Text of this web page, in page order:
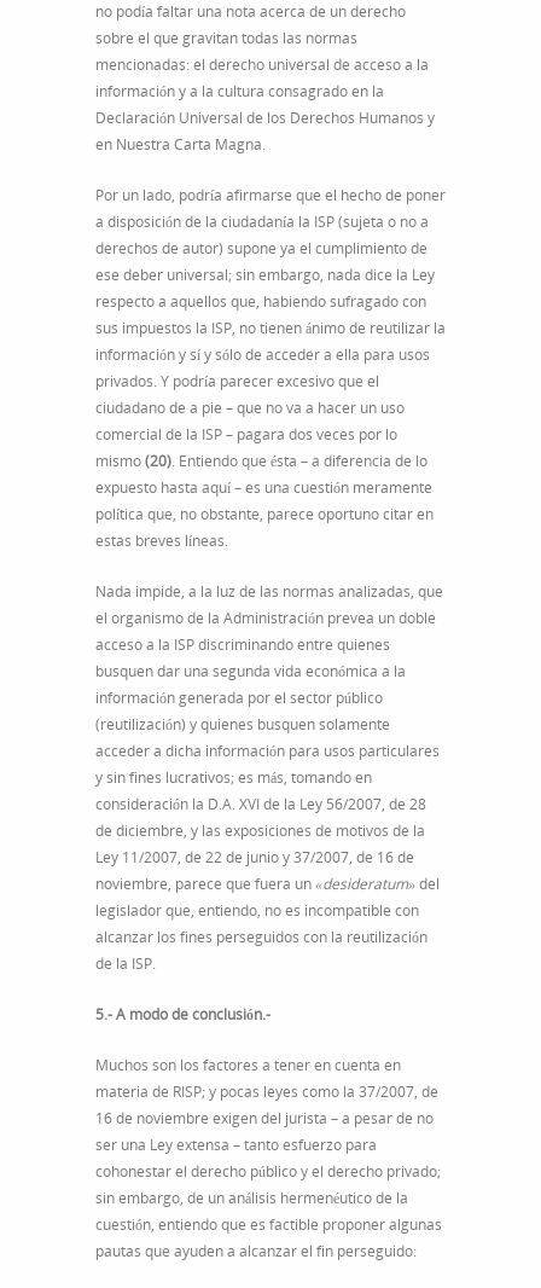
no podía faltar una nota acerca de un derecho
sobre el que gravitan todas las normas
mencionadas: el derecho universal de acceso a la
información y a la cultura consagrado en la
Declaración Universal de los Derechos Humanos y
en Nuestra Carta Magna.
Por un lado, podría afirmarse que el hecho de poner
a disposición de la ciudadanía la ISP (sujeta o no a
derechos de autor) supone ya el cumplimiento de
ese deber universal; sin embargo, nada dice la Ley
respecto a aquellos que, habiendo sufragado con
sus impuestos la ISP, no tienen ánimo de reutilizar la
información y sí y sólo de acceder a ella para usos
privados. Y podría parecer excesivo que el
ciudadano de a pie – que no va a hacer un uso
comercial de la ISP – pagara dos veces por lo
mismo(20). Entiendo que ésta – a diferencia de lo
expuesto hasta aquí – es una cuestión meramente
política que, no obstante, parece oportuno citar en
estas breves líneas.
Nada impide, a la luz de las normas analizadas, que
el organismo de la Administración prevea un doble
acceso a la ISP discriminando entre quienes
busquen dar una segunda vida económica a la
información generada por el sector público
(reutilización) y quienes busquen solamente
acceder a dicha información para usos particulares
y sin fines lucrativos; es más, tomando en
consideración la D.A. XVI de la Ley 56/2007, de 28
de diciembre, y las exposiciones de motivos de la
Ley 11/2007, de 22 de junio y 37/2007, de 16 de
noviembre, parece que fuera un«desideratum»del
legislador que, entiendo, no es incompatible con
alcanzar los fines perseguidos con la reutilización
de la ISP.
5.- A modo de conclusión.-
Muchos son los factores a tener en cuenta en
materia de RISP; y pocas leyes como la 37/2007, de
16 de noviembre exigen del jurista – a pesar de no
ser una Ley extensa – tanto esfuerzo para
cohonestar el derecho público y el derecho privado;
sin embargo, de un análisis hermenéutico de la
cuestión, entiendo que es factible proponer algunas
pautas que ayuden a alcanzar el fin perseguido: